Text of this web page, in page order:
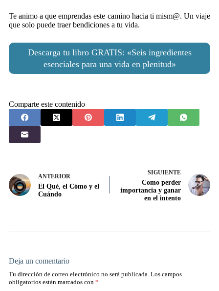
Te animo a que emprendas este camino hacia ti mism@. Un viaje
que solo puede traer bendiciones a tu vida.
Descarga tu libro GRATIS: «Seis ingredientes
esenciales para una vida en plenitud»
Comparte este contenido
ANTERIOR
El Qué, el Cómo y el
Cuándo
SIGUIENTE
Como perder
importancia y ganar
en el intento
Deja un comentario
Tu dirección de correo electrónico no será publicada. Los campos
obligatorios están marcados con *